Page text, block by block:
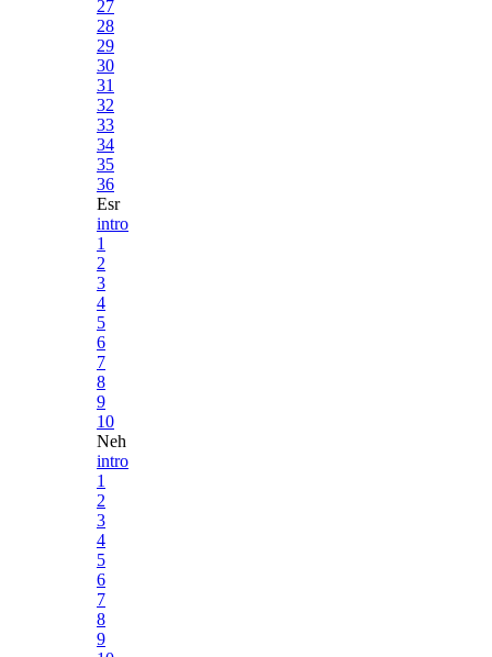
27
28
29
30
31
32
33
34
35
36
Esr
intro
1
2
3
4
5
6
7
8
9
10
Neh
intro
1
2
3
4
5
6
7
8
9